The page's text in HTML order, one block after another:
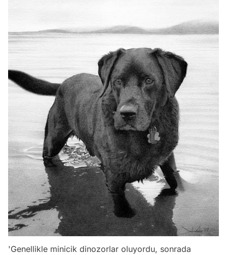
'Genellikle minicik dinozorlar oluyordu, sonrada